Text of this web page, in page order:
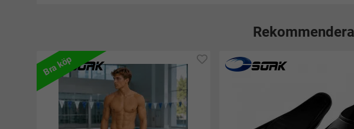
Bra köp